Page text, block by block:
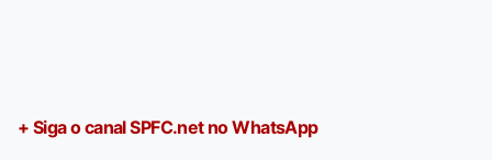
+ Siga o canal SPFC.net no WhatsApp